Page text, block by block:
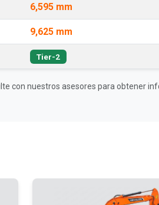
6,595 mm
9,625 mm
Tier-2
con nuestros asesores para obtener